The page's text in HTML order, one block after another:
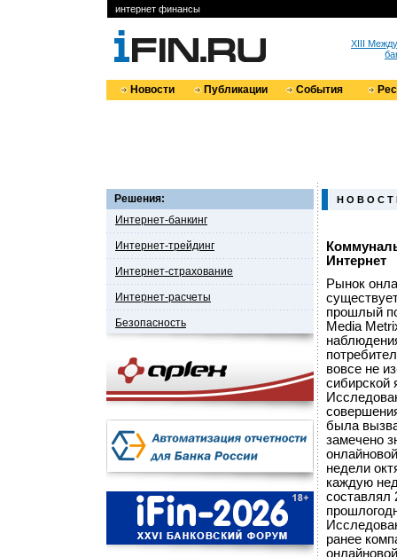
интернет финансы
XIII
Новости Публикации События
Решения:
Интернет-банкинг
Интернет-трейдинг
Интернет-страхование
Интернет-расчеты
Безопасность
Н О В О С Т
Интернет
Рынок
прошлый
Media
вовсе не
сибирской
была
замечено
недели
каждую
составлял
ранее